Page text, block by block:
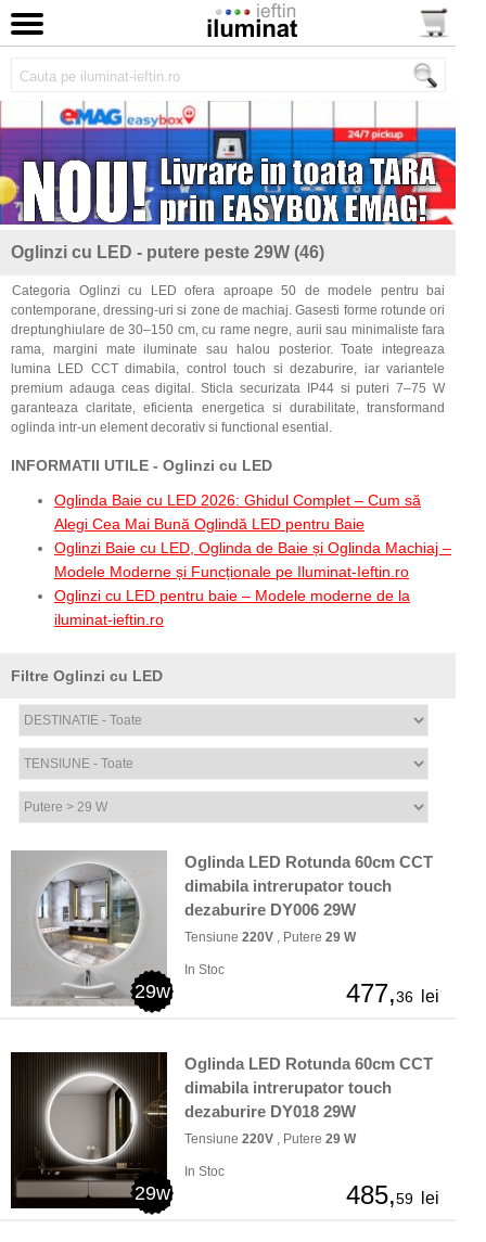
Oglinzi cu LED - putere peste 29W (46)
Categoria Oglinzi cu LED ofera aproape 50 de modele pentru bai
contemporane, dressing-uri si zone de machiaj. Gasesti forme rotunde ori
dreptunghiulare de 30–150 cm, cu rame negre, aurii sau minimaliste fara
rama, margini mate iluminate sau halou posterior. Toate integreaza
lumina LED CCT dimabila, control touch si dezaburire, iar variantele
premium adauga ceas digital. Sticla securizata IP44 si puteri 7–75 W
garanteaza claritate, eficienta energetica si durabilitate, transformand
oglinda intr-un element decorativ si functional esential.
INFORMATII UTILE - Oglinzi cu LED
Oglinda Baie cu LED 2026: Ghidul Complet – Cum să
Alegi Cea Mai Bună Oglindă LED pentru Baie
Oglinzi Baie cu LED, Oglinda de Baie și Oglinda Machiaj –
Modele Moderne și Funcționale pe Iluminat-Ieftin.ro
Oglinzi cu LED pentru baie – Modele moderne de la
iluminat-ieftin.ro
Filtre Oglinzi cu LED
29w
Oglinda LED Rotunda 60cm CCT
dimabila intrerupator touch
dezaburire DY006 29W
Tensiune 220V , Putere 29 W
In Stoc
477,36 lei
29w
Oglinda LED Rotunda 60cm CCT
dimabila intrerupator touch
dezaburire DY018 29W
Tensiune 220V , Putere 29 W
In Stoc
485,59 lei